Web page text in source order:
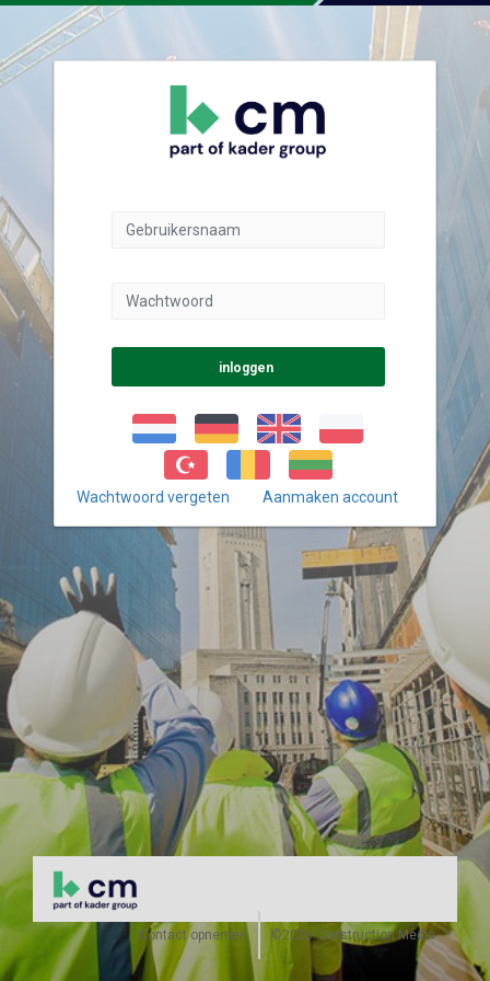
Wachtwoord vergeten Aanmaken account
©2026 Construction Media
Contact opnemen